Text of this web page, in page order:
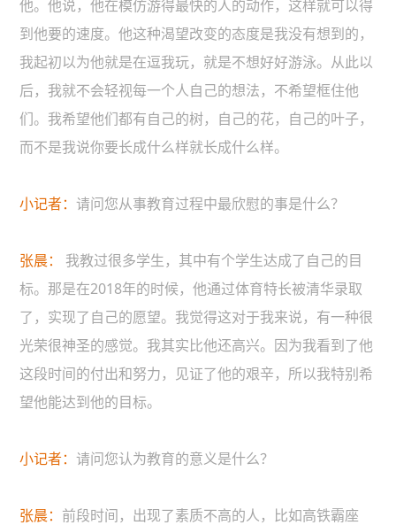
他。他说，他在模仿游得最快的人的动作，这样就可以得
到他要的速度。他这种渴望改变的态度是我没有想到的，
我起初以为他就是在逗我玩，就是不想好好游泳。从此以
后，我就不会轻视每一个人自己的想法，不希望框住他
们。我希望他们都有自己的树，自己的花，自己的叶子，
而不是我说你要长成什么样就长成什么样。
小记者：请问您从事教育过程中最欣慰的事是什么？
张晨：
我教过很多学生，其中有个学生达成了自己的目
标。那是在2018年的时候，他通过体育特长被清华录取
了，实现了自己的愿望。我觉得这对于我来说，有一种很
光荣很神圣的感觉。我其实比他还高兴。因为我看到了他
这段时间的付出和努力，见证了他的艰辛，所以我特别希
望他能达到他的目标。
小记者：请问您认为教育的意义是什么？
张晨： 前段时间，出现了素质不高的人，比如高铁霸座